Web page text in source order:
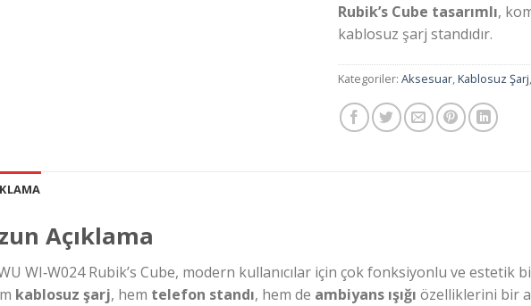
Rubik’s Cube tasarımlı,
kablosuz şarj standıdır.
Kategoriler:Aksesuar ,Kablosuz Şarj
Açıklama
WI‑W024 Rubik’s Cube, modern kullanıcılar için çok fonksiyonlu ve estetik
kablosuz şarj, hem telefon standı, hem de ambiyans ışığı özelliklerini bir